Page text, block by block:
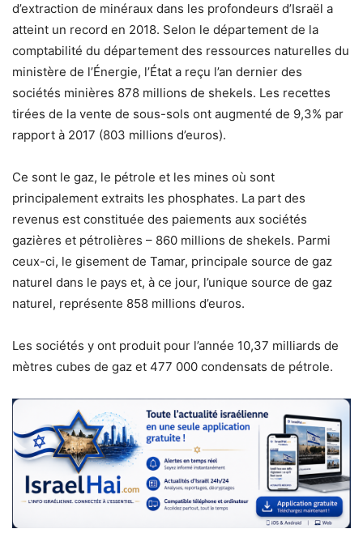
d’extraction de minéraux dans les profondeurs d’Israël a
atteint un record en 2018. Selon le département de la
comptabilité du département des ressources naturelles du
ministère de l’Énergie, l’État a reçu l’an dernier des
sociétés minières 878 millions de shekels. Les recettes
tirées de la vente de sous-sols ont augmenté de 9,3% par
rapport à 2017 (803 millions d’euros).
Ce sont le gaz, le pétrole et les mines où sont
principalement extraits les phosphates. La part des
revenus est constituée des paiements aux sociétés
gazières et pétrolières – 860 millions de shekels. Parmi
ceux-ci, le gisement de Tamar, principale source de gaz
naturel dans le pays et, à ce jour, l’unique source de gaz
naturel, représente 858 millions d’euros.
Les sociétés y ont produit pour l’année 10,37 milliards de
mètres cubes de gaz et 477 000 condensats de pétrole.